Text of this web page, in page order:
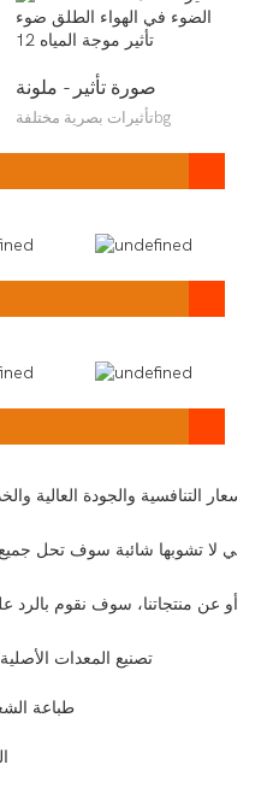
صورة تأثير - ملونة
تأثيرات بصرية مختلفةbg
1 تصنيع المعدات
--- طباعة